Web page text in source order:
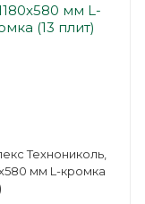
Технониколь,
мм L-кромка